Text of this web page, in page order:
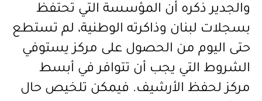
والجدير ذكره أن المؤسسة التي تحتفظ
بسجلات لبنان وذاكرته الوطنية، لم تستطع
حتى اليوم من الحصول على مركز يستوفي
الشروط التي يجب أن تتوافر في أبسط
مركز لحفظ الأرشيف. فيمكن تلخيص حال